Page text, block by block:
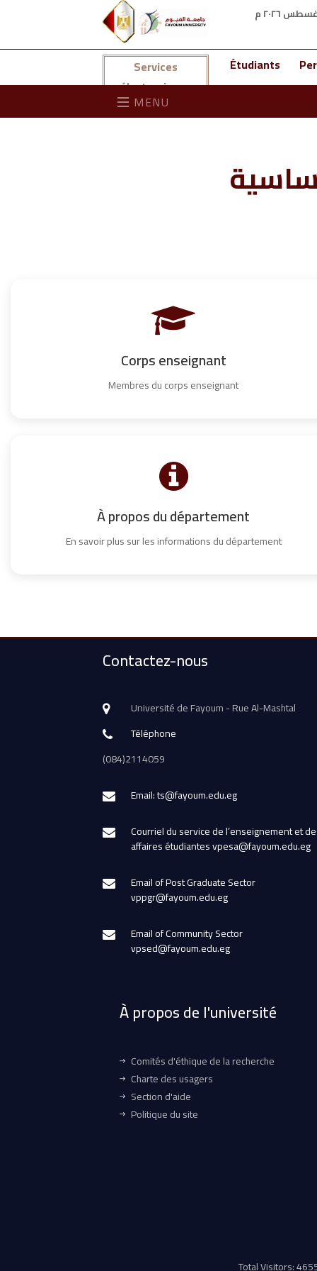
Services
électroniques
Étudiants
MENU
Corps enseignant
Membres du corps enseignant
À propos du département
En savoir plus sur les informations du département
Contactez-nous
Université de Fayoum - Rue Al-Mashtal
Téléphone
(084)2114059
Email: ts@fayoum.edu.eg
Courriel du service de l’enseignement et
affaires étudiantes vpesa@fayoum.edu.eg
Email of Post Graduate Sector
vppgr@fayoum.edu.eg
Email of Community Sector
vpsed@fayoum.edu.eg
À propos de l'université
Comités d'éthique de la recherche
Charte des usagers
Section d'aide
Politique du site
Total Visitors: